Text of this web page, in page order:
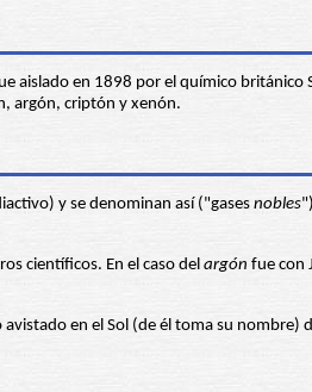
aislado en 1898 por el químico
argón, criptón y xenón.
y se denominan así ("gases nobles
científicos. En el caso del argón fue con
en el Sol (de él toma su